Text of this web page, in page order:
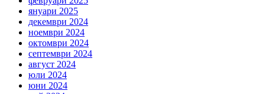
януари 2025
декември 2024
ноември 2024
октомври 2024
септември 2024
август 2024
юли 2024
юни 2024